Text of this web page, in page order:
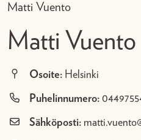
Matti Vuento
Matti Vuento
Osoite: Helsinki
Puhelinnumero:
Sähköposti: